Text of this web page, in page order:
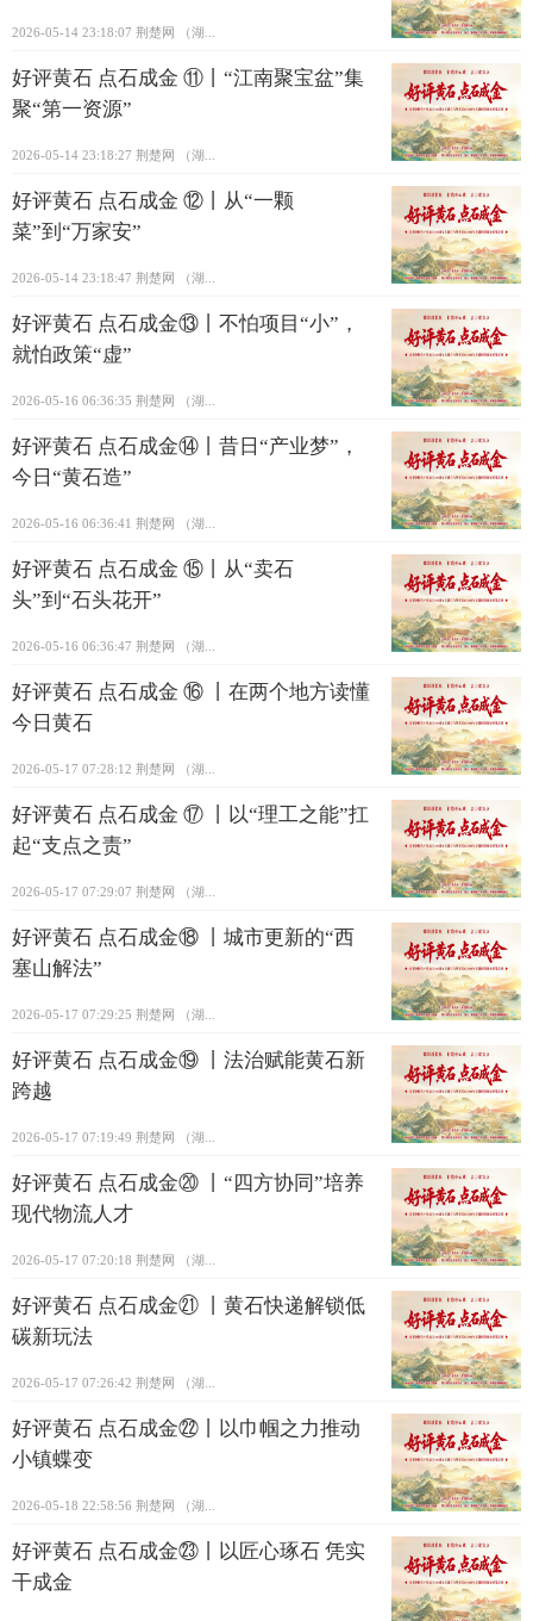
2026-05-14 23:18:07 荆楚网 ​（湖...
好评黄石 点石成金 ⑪丨“江南聚宝盆”集
聚“第一资源”
2026-05-14 23:18:27 荆楚网 ​（湖...
好评黄石 点石成金 ⑫丨从“一颗
菜”到“万家安”
2026-05-14 23:18:47 荆楚网 ​（湖...
好评黄石 点石成金⑬丨不怕项目“小”，
就怕政策“虚”
2026-05-16 06:36:35 荆楚网 ​（湖...
好评黄石 点石成金⑭丨昔日“产业梦”，
今日“黄石造”
2026-05-16 06:36:41 荆楚网 ​（湖...
好评黄石 点石成金 ⑮丨从“卖石
头”到“石头花开”
2026-05-16 06:36:47 荆楚网 ​（湖...
好评黄石 点石成金 ⑯ 丨在两个地方读懂
今日黄石
2026-05-17 07:28:12 荆楚网 ​（湖...
好评黄石 点石成金 ⑰ 丨以“理工之能”扛
起“支点之责”
2026-05-17 07:29:07 荆楚网 ​（湖...
好评黄石 点石成金⑱ 丨城市更新的“西
塞山解法”
2026-05-17 07:29:25 荆楚网 ​（湖...
好评黄石 点石成金⑲ 丨法治赋能黄石新
跨越
2026-05-17 07:19:49 荆楚网 ​（湖...
好评黄石 点石成金⑳ 丨“四方协同”培养
现代物流人才
2026-05-17 07:20:18 荆楚网 ​（湖...
好评黄石 点石成金㉑ 丨黄石快递解锁低
碳新玩法
2026-05-17 07:26:42 荆楚网 ​（湖...
好评黄石 点石成金㉒丨以巾帼之力推动
小镇蝶变
2026-05-18 22:58:56 荆楚网 ​（湖...
好评黄石 点石成金㉓丨以匠心琢石 凭实
干成金